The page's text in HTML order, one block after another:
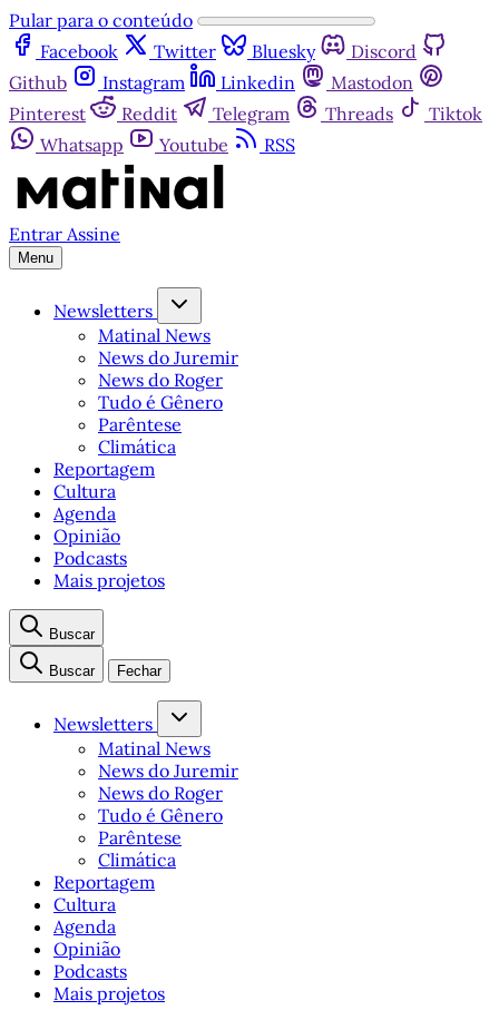
Pular para o conteúdo
Facebook
Twitter Bluesky
Discord
Github
Instagram Linkedin
Mastodon
Pinterest
Reddit Telegram Threads
Tiktok
Whatsapp
Youtube RSS
Entrar Assine
Menu
Newsletters
Matinal News
News do Juremir
News do Roger
Tudo é Gênero
Parêntese
Climática
Reportagem
Cultura
Agenda
Opinião
Podcasts
Mais projetos
Buscar
Buscar Fechar
Newsletters
Matinal News
News do Juremir
News do Roger
Tudo é Gênero
Parêntese
Climática
Reportagem
Cultura
Agenda
Opinião
Podcasts
Mais projetos